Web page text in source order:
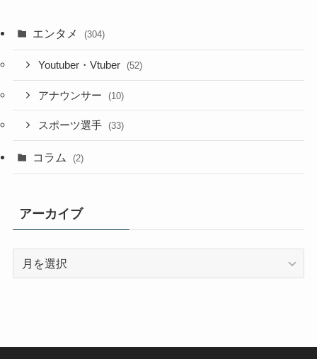
エンタメ (304)
Youtuber・Vtuber (52)
アナウンサー (10)
スポーツ選手 (33)
コラム (2)
アーカイブ